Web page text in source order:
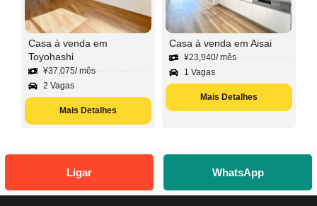
Casa à venda em
Toyohashi
¥37,075/ mês
2 Vagas
Mais Detalhes
Casa à venda em Aisai
¥23,940/ mês
1 Vagas
Mais Detalhes
Ligar WhatsApp